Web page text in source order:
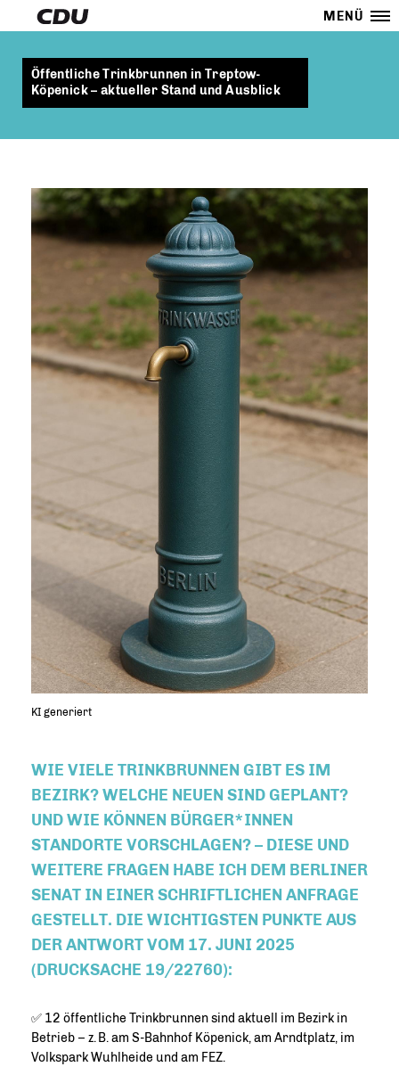
MENÜ
Öffentliche Trinkbrunnen in Treptow-
Köpenick – aktueller Stand und Ausblick
KI generiert
WIE VIELE TRINKBRUNNEN GIBT ES IM
BEZIRK? WELCHE NEUEN SIND GEPLANT?
UND WIE KÖNNEN BÜRGER*INNEN
STANDORTE VORSCHLAGEN? – DIESE UND
WEITERE FRAGEN HABE ICH DEM BERLINER
SENAT IN EINER SCHRIFTLICHEN ANFRAGE
GESTELLT. DIE WICHTIGSTEN PUNKTE AUS
DER ANTWORT VOM 17. JUNI 2025
(DRUCKSACHE 19/22760):
✅ 12 öffentliche Trinkbrunnen sind aktuell im Bezirk in
Betrieb – z. B. am S-Bahnhof Köpenick, am Arndtplatz, im
Volkspark Wuhlheide und am FEZ.